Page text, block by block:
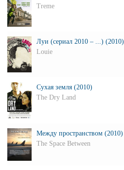
Treme
Луи (сериал 2010 – ...) (2010)
Louie
Сухая земля (2010)
The Dry Land
Между пространством (2010)
The Space Between